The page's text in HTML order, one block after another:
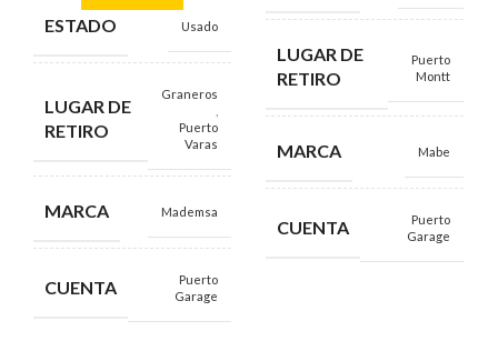
ESTADO Usado
LUGAR DE
RETIRO
Graneros
Puerto
Varas
MARCA Mademsa
CUENTA
Puerto
Garage
LUGAR DE
RETIRO
Puerto
Montt
MARCA Mabe
CUENTA
Puerto
Garage